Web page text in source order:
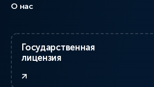
О нас
Государственная
лицензия